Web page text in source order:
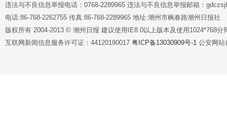
违法与不良信息举报电话：0768-2289965 违法与不良信息举报邮箱：
电话:86-768-2262755 传真:86-768-2289965 地址:潮州市枫春路潮州日报社
版权所有 2004-2013 © 潮州日报 建议使用IE8.0以上版本及使用1024*768分
互联网新闻信息服务许可证：44120190017 粤ICP备13030909号-1 公安网站